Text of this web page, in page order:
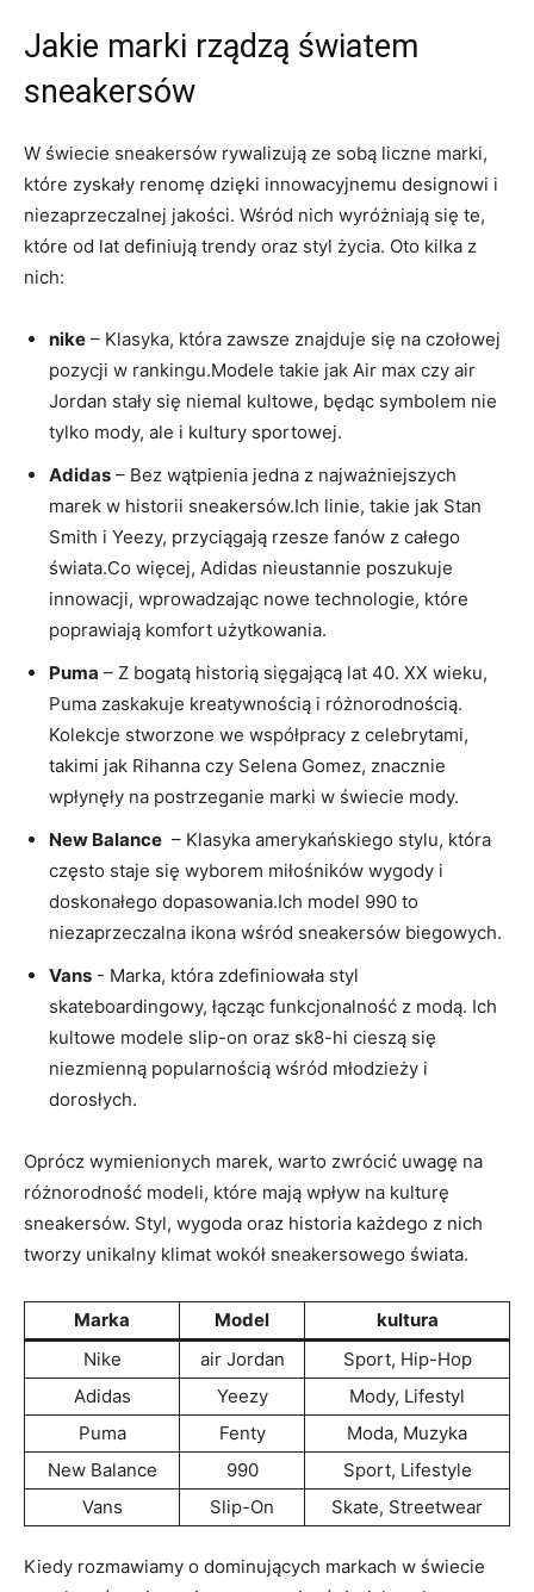
Jakie marki⁤ rządzą światem
sneakersów
W⁤ świecie sneakersów rywalizują ⁤ze sobą liczne⁤ marki,
które zyskały renomę dzięki ⁣innowacyjnemu ⁤designowi i
niezaprzeczalnej⁤ jakości.⁤ Wśród nich wyróżniają‍ się te,
które‌ od ‍lat definiują trendy ⁢oraz⁢ styl życia. ​Oto kilka z ​
nich:
nike – Klasyka, która zawsze znajduje się ‍na czołowej
pozycji w rankingu.Modele takie jak⁢ Air ‍max ‍czy air
Jordan stały⁣ się niemal kultowe, będąc symbolem nie
tylko mody, ale i kultury‍ sportowej.
Adidas – Bez ⁤wątpienia jedna z najważniejszych
‍marek w historii‍ sneakersów.Ich ​linie, ​takie‌ jak Stan‍
Smith⁤ i Yeezy, przyciągają rzesze fanów z całego
‌świata.Co więcej,‍ Adidas ‌nieustannie poszukuje ​
innowacji, wprowadzając nowe technologie, które
poprawiają ⁣komfort użytkowania.
Puma – Z bogatą historią sięgającą lat⁢ 40.‌ XX‍ wieku,⁢
Puma ⁣zaskakuje​ kreatywnością i różnorodnością.
‌Kolekcje stworzone we współpracy ⁣z celebrytami,⁤
takimi jak Rihanna czy Selena Gomez, znacznie
wpłynęły na postrzeganie ‍marki w świecie mody.
New Balance ⁣ – Klasyka‌ amerykańskiego​ stylu, która
często staje​ się wyborem miłośników ⁣wygody i
doskonałego⁣ dopasowania.Ich⁣ model 990 to
niezaprzeczalna ikona wśród sneakersów biegowych.
Vans ⁣-⁣ Marka, która zdefiniowała styl
skateboardingowy,⁣ łącząc ​funkcjonalność z‍ modą. Ich
‍kultowe ‍modele ⁢slip-on oraz sk8-hi‍ cieszą się
⁣niezmienną popularnością ​wśród młodzieży i
dorosłych.
Oprócz wymienionych marek,⁤ warto zwrócić ‌uwagę na
⁤różnorodność modeli, które mają⁤ wpływ na kulturę
sneakersów. Styl,‍ wygoda oraz historia każdego⁣ z ⁣nich‍
tworzy ⁤unikalny klimat ‍wokół ⁤sneakersowego świata.
Marka Model
kultura
Nike
air Jordan
Sport, ‍Hip-Hop
Adidas
Yeezy
Mody, Lifestyl
Puma
Fenty
Moda, Muzyka
New‌ Balance
990
Sport, Lifestyle
Vans
Slip-On Skate, Streetwear
Kiedy rozmawiamy ⁣o dominujących ⁢markach w​ świecie